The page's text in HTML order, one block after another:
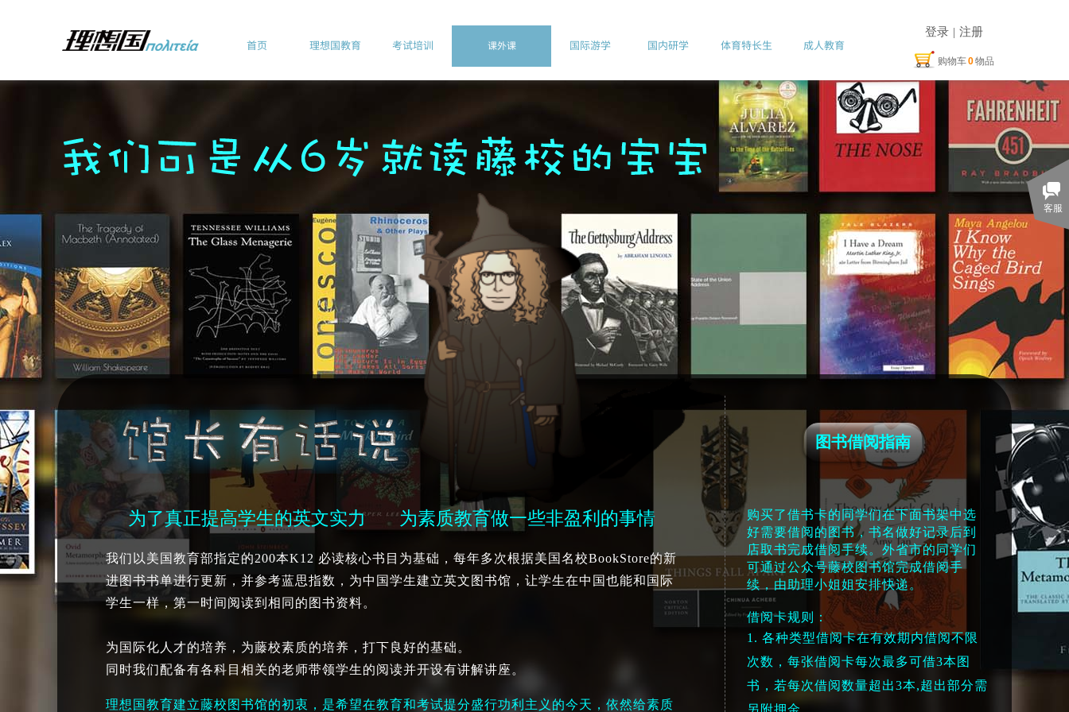
为了真正提高学生的英文实力为素质教育做一些非盈利的事情
我们以美国教育部指定的200本K12 必读核心书目为基础，每年多次根据美国名校BookStore的新
进图书书单进行更新，并参考蓝思指数，为中国学生建立英文图书馆，让学生在中国也能和国际
学生一样，第一时间阅读到相同的图书资料。
为国际化人才的培养，为藤校素质的培养，打下良好的基础。
同时我们配备有各科目相关的老师带领学生的阅读并开设有讲解讲座。
理想国教育建立藤校图书馆的初衷，是希望在教育和考试提分盛行功利主义的今天，依然给素质
购买了借书卡的同学们在下面书架中选
好需要借阅的图书，书名做好记录后到
店取书完成借阅手续。外省市的同学们
可通过公众号藤校图书馆完成借阅手
续，由助理小姐姐安排快递。
借阅卡规则：
1. 各种类型借阅卡在有效期内借阅不限
次数，每张借阅卡每次最多可借3本图
书，若每次借阅数量超出3本,超出部分需
另附押金。
图书借阅指南
首页 理想国教育 考试培训 课外课 国际游学 国内研学 体育特长生 成人教育
登录 | 注册
购物车0物品
客服